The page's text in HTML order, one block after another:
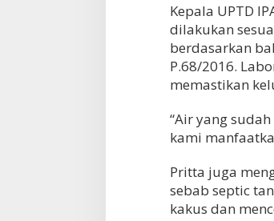
Kepala UPTD
dilakukan
berdasarkan
P.68/2016.
memastikan
“Air yang
kami
Pritta juga
sebab septic
kakus dan